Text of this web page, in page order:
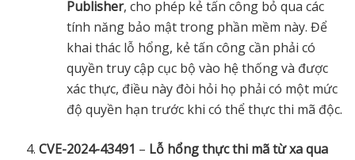
Publisher, cho phép kẻ tấn công bỏ qua các
tính năng bảo mật trong phần mềm này. Để
khai thác lỗ hổng, kẻ tấn công cần phải có
quyền truy cập cục bộ vào hệ thống và được
xác thực, điều này đòi hỏi họ phải có một mức
độ quyền hạn trước khi có thể thực thi mã độc.
CVE-2024-43491 – Lỗ hổng thực thi mã từ xa qua